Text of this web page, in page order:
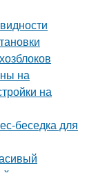
на
на
беседка для